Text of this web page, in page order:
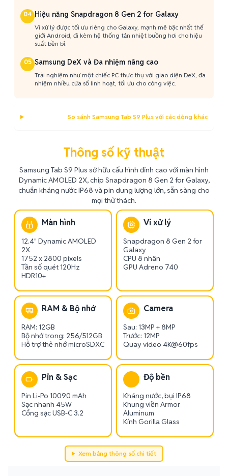
04 Hiệu năng Snapdragon 8 Gen 2 for Galaxy
Vi xử lý được tối ưu riêng cho Galaxy, mạnh mẽ bậc nhất thế
giới Android, đi kèm hệ thống tản nhiệt buồng hơi cho hiệu
suất bền bỉ.
05 Samsung DeX và Đa nhiệm nâng cao
Trải nghiệm như một chiếc PC thực thụ với giao diện DeX, đa
nhiệm nhiều cửa sổ linh hoạt, tối ưu cho công việc.
So sánh Samsung Tab S9 Plus với các dòng khác
Thông số kỹ thuật
Samsung Tab S9 Plus sở hữu cấu hình đỉnh cao với màn hình
Dynamic AMOLED 2X, chip Snapdragon 8 Gen 2 for Galaxy,
chuẩn kháng nước IP68 và pin dung lượng lớn, sẵn sàng cho
mọi thử thách.
Màn hình
12.4" Dynamic AMOLED
2X
1752 x 2800 pixels
Tần số quét 120Hz
HDR10+
Vi xử lý
Snapdragon 8 Gen 2 for
Galaxy
CPU 8 nhân
GPU Adreno 740
RAM & Bộ nhớ
RAM: 12GB
Bộ nhớ trong: 256/512GB
Hỗ trợ thẻ nhớ microSDXC
Camera
Sau: 13MP + 8MP
Trước: 12MP
Quay video 4K@60fps
Pin & Sạc
Pin Li-Po 10090 mAh
Sạc nhanh 45W
Cổng sạc USB-C 3.2
Độ bền
Kháng nước, bụi IP68
Khung viền Armor
Aluminum
Kính Gorilla Glass
Xem bảng thông số chi tiết